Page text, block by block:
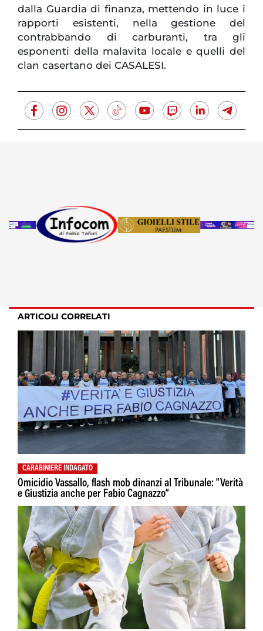
dalla Guardia di finanza, mettendo in luce i
rapporti esistenti, nella gestione del
contrabbando di carburanti, tra gli
esponenti della malavita locale e quelli del
clan casertano dei CASALESI.
ARTICOLI CORRELATI
CARABINIERE INDAGATO
Omicidio Vassallo, flash mob dinanzi al Tribunale: "Verità
e Giustizia anche per Fabio Cagnazzo”